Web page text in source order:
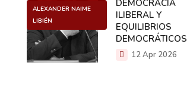
ALEXANDER NAIME
LIBIÉN
DEMOCRACIA
ILIBERAL Y
EQUILIBRIOS
DEMOCRÁTICOS
12 Apr 2026